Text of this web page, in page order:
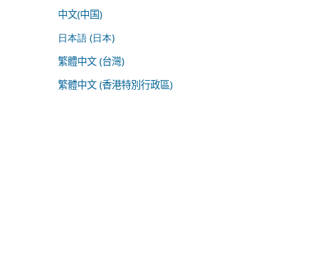
中文(中国)
日本語 (日本)
繁體中文 (台灣)
繁體中文 (香港特別行政區)